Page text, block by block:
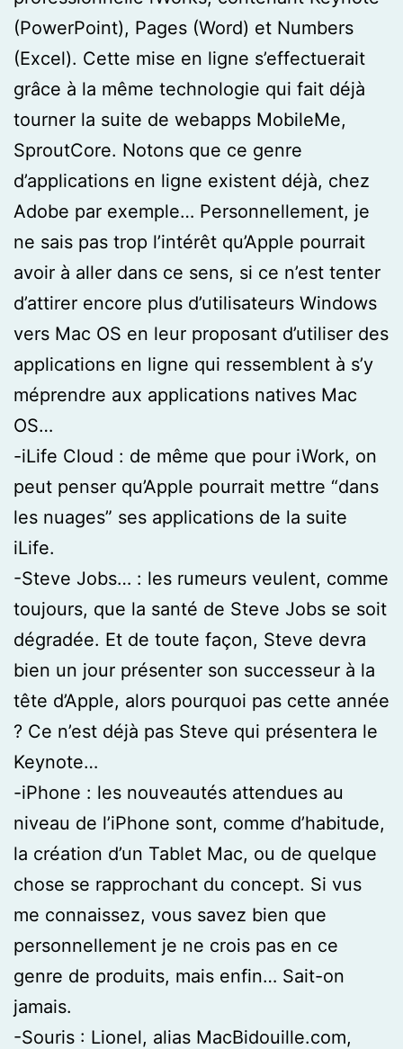
(PowerPoint), Pages (Word) et Numbers
(Excel). Cette mise en ligne s’effectuerait
grâce à la même technologie qui fait déjà
tourner la suite de webapps MobileMe,
SproutCore. Notons que ce genre
d’applications en ligne existent déjà, chez
Adobe par exemple… Personnellement, je
ne sais pas trop l’intérêt qu’Apple pourrait
avoir à aller dans ce sens, si ce n’est tenter
d’attirer encore plus d’utilisateurs Windows
vers Mac OS en leur proposant d’utiliser des
applications en ligne qui ressemblent à s’y
méprendre aux applications natives Mac
OS…
-iLife Cloud : de même que pour iWork, on
peut penser qu’Apple pourrait mettre “dans
les nuages” ses applications de la suite
iLife.
-Steve Jobs… : les rumeurs veulent, comme
toujours, que la santé de Steve Jobs se soit
dégradée. Et de toute façon, Steve devra
bien un jour présenter son successeur à la
tête d’Apple, alors pourquoi pas cette année
? Ce n’est déjà pas Steve qui présentera le
Keynote…
-iPhone : les nouveautés attendues au
niveau de l’iPhone sont, comme d’habitude,
la création d’un Tablet Mac, ou de quelque
chose se rapprochant du concept. Si vus
me connaissez, vous savez bien que
personnellement je ne crois pas en ce
genre de produits, mais enfin… Sait-on
jamais.
-Souris : Lionel, alias MacBidouille.com,